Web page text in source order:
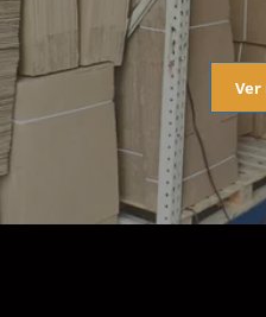
Ver